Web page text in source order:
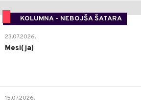
KOLUMNA - NEBOJŠA ŠATARA
23.07.2026.
Mesi(ja)
15.07.2026.